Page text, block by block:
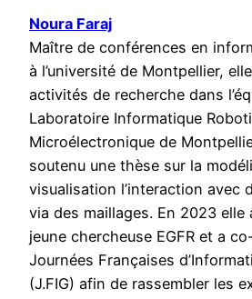
Noura Faraj
Maître de conférences en
à l’université de Montpellier,
activités de recherche dans
Laboratoire Informatique
Microélectronique de
soutenu une thèse sur la
visualisation l’interaction avec
via des maillages. En 2023 elle
jeune chercheuse EGFR et a
Journées Françaises
(J.FIG) afin de rassembler les